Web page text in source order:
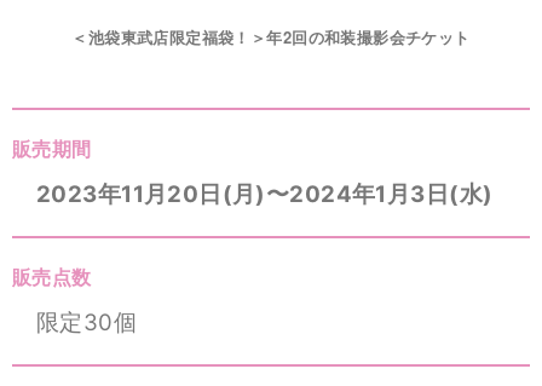
＜池袋東武店限定福袋！＞年2回の和装撮影会チケット
販売期間
2023年11月20日(月)〜2024年1月3日(水)
販売点数
限定30個